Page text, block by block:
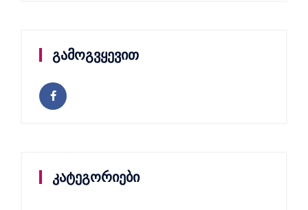
გამოგვყევით
კატეგორიები